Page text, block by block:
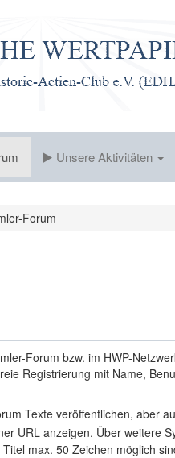
Unsere Aktivitäten
Forum
Forum bzw. im HWP-
Registrierung mit Name,
Texte veröffentlichen, aber
URL anzeigen. Über weitere
max. 50 Zeichen möglich